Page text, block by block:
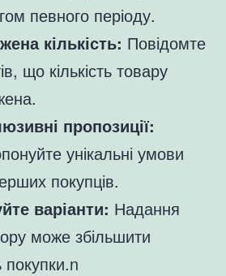
певного періоду.
кількість: Повідомте
що кількість товару
пропозиції:
унікальні умови
покупців.
варіанти: Надання
може збільшити
покупки.n